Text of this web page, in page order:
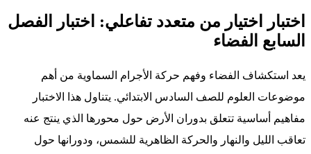
اختبار اختيار من متعدد تفاعلي: اختبار الفصل
السابع الفضاء
يعد استكشاف الفضاء وفهم حركة الأجرام السماوية من أهم
موضوعات العلوم للصف السادس الابتدائي. يتناول هذا الاختبار
مفاهيم أساسية تتعلق بدوران الأرض حول محورها الذي ينتج عنه
تعاقب الليل والنهار والحركة الظاهرية للشمس، ودورانها حول